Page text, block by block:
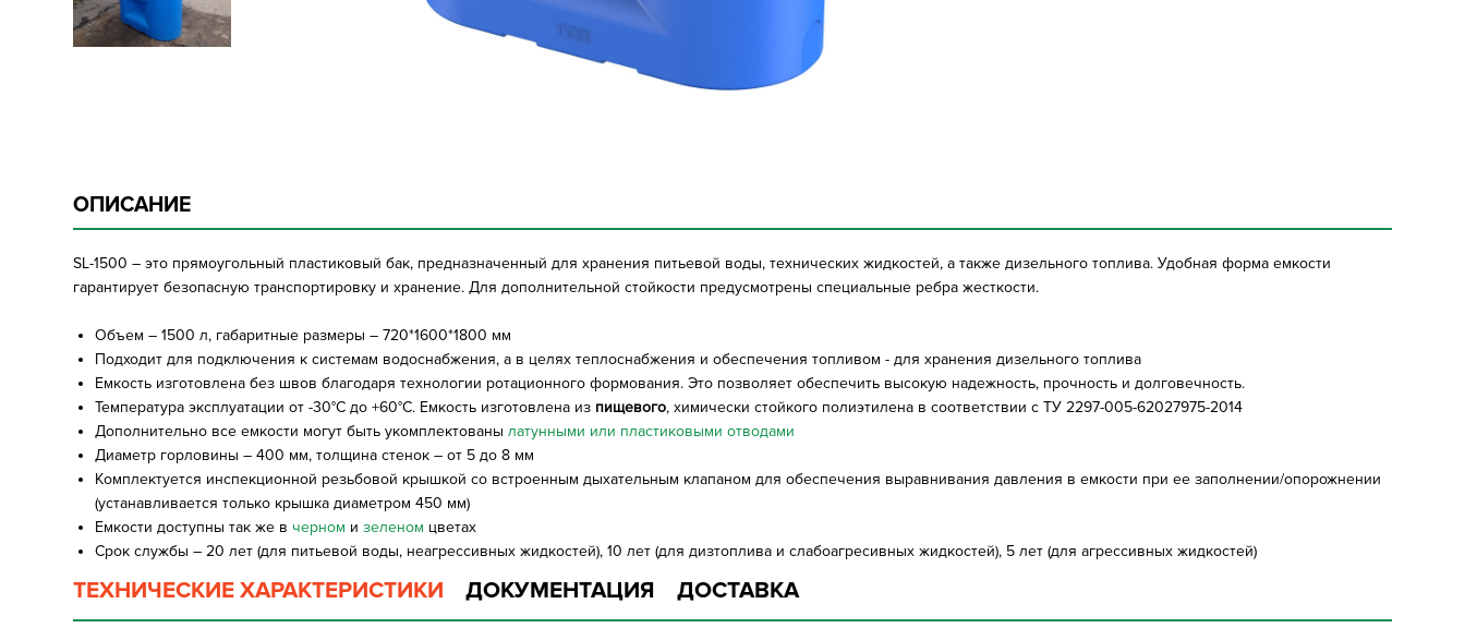
ОПИСАНИЕ
SL-1500 – это прямоугольный пластиковый бак, предназначенный для хранения питьевой воды, технических жидкостей, а также дизельного топлива. Удобная форма емкости
гарантирует безопасную транспортировку и хранение. Для дополнительной стойкости предусмотрены специальные ребра жесткости.
Объем – 1500 л, габаритные размеры – 720*1600*1800 мм
Подходит для подключения к системам водоснабжения, а в целях теплоснабжения и обеспечения топливом - для хранения дизельного топлива
Емкость изготовлена без швов благодаря технологии ротационного формования. Это позволяет обеспечить высокую надежность, прочность и долговечность.
Температура эксплуатации от -30°C до +60°C. Емкость изготовлена из пищевого, химически стойкого полиэтилена в соответствии с ТУ 2297-005-62027975-2014
Дополнительно все емкости могут быть укомплектованылатунными или пластиковыми отводами
Диаметр горловины – 400 мм, толщина стенок – от 5 до 8 мм
Комплектуется инспекционной резьбовой крышкой со встроенным дыхательным клапаном для обеспечения выравнивания давления в емкости при ее заполнении/опорожнении
(устанавливается только крышка диаметром 450 мм)
Емкости доступны так же в черном изеленом цветах
Срок службы – 20 лет (для питьевой воды, неагрессивных жидкостей), 10 лет (для дизтоплива и слабоагресивных жидкостей), 5 лет (для агрессивных жидкостей)
ТЕХНИЧЕСКИЕ ХАРАКТЕРИСТИКИ ДОКУМЕНТАЦИЯ ДОСТАВКА